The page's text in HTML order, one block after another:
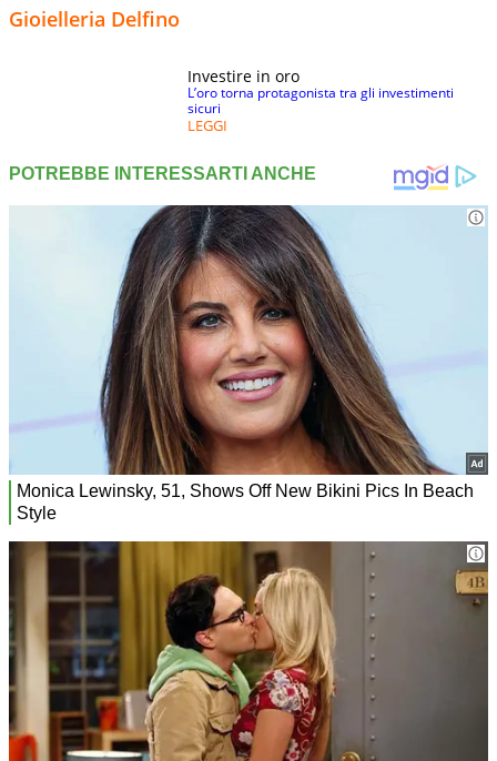
Gioielleria Delfino
Investire in oro
L’oro torna protagonista tra gli investimenti
sicuri
LEGGI